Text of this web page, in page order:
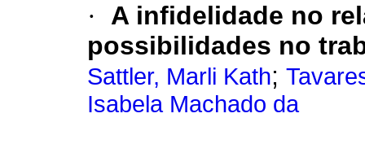
·
A infidelidade no
possibilidades no
Sattler, Marli Kath;
Isabela Machado da